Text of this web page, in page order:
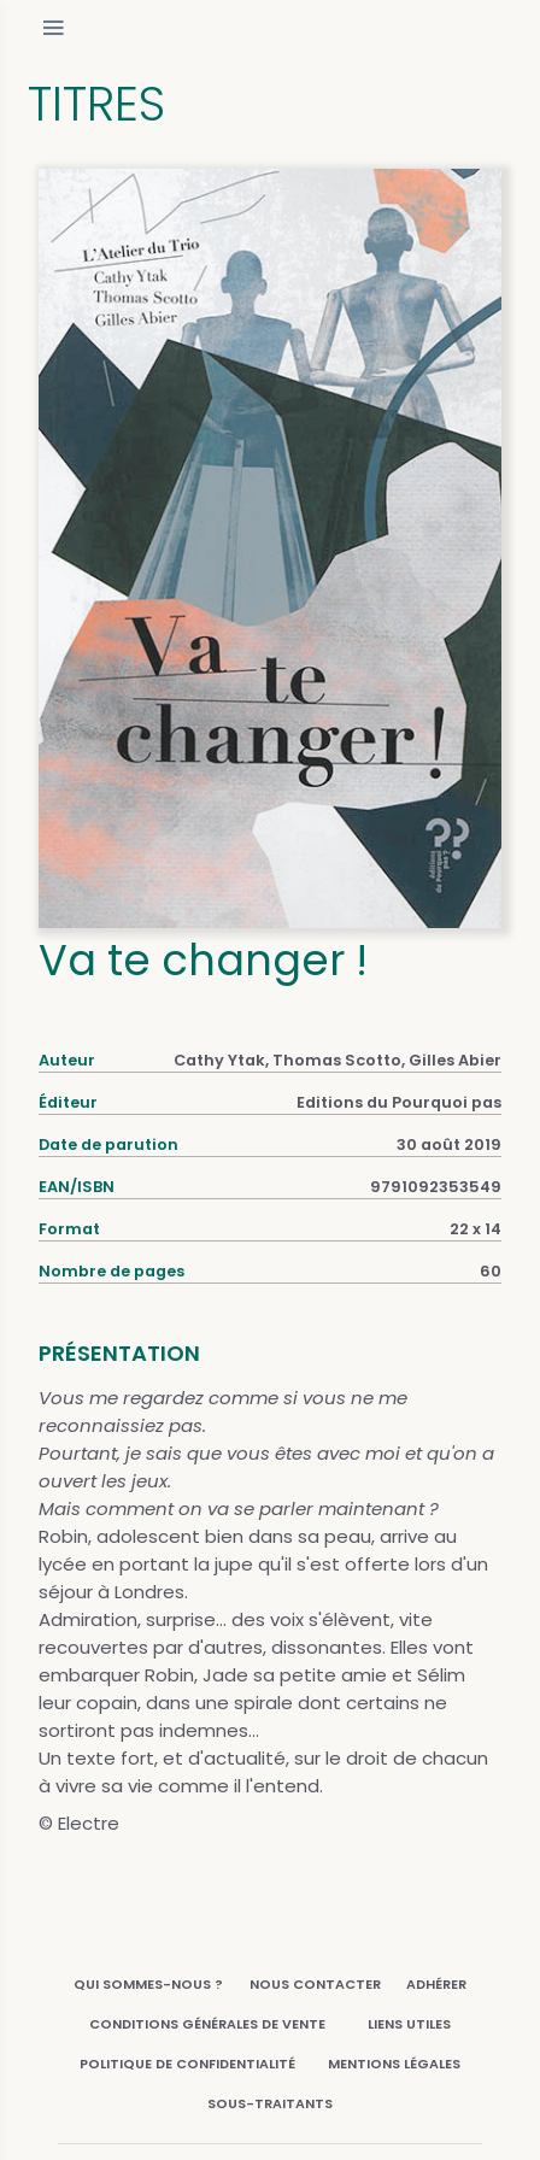
TITRES
Va te changer !
Auteur Cathy Ytak, Thomas Scotto, Gilles Abier
Éditeur Editions du Pourquoi pas
Date de parution 30 août 2019
EAN/ISBN 9791092353549
Format 22 x 14
Nombre de pages 60
PRÉSENTATION
Vous me regardez comme si vous ne me
reconnaissiez pas.
Pourtant, je sais que vous êtes avec moi et qu'on a
ouvert les jeux.
Mais comment on va se parler maintenant ?
Robin, adolescent bien dans sa peau, arrive au
lycée en portant la jupe qu'il s'est offerte lors d'un
séjour à Londres.
Admiration, surprise... des voix s'élèvent, vite
recouvertes par d'autres, dissonantes. Elles vont
embarquer Robin, Jade sa petite amie et Sélim
leur copain, dans une spirale dont certains ne
sortiront pas indemnes...
Un texte fort, et d'actualité, sur le droit de chacun
à vivre sa vie comme il l'entend.
© Electre
QUI SOMMES-NOUS ? NOUS CONTACTER ADHÉRER
CONDITIONS GÉNÉRALES DE VENTE LIENS UTILES
POLITIQUE DE CONFIDENTIALITÉ MENTIONS LÉGALES
SOUS-TRAITANTS